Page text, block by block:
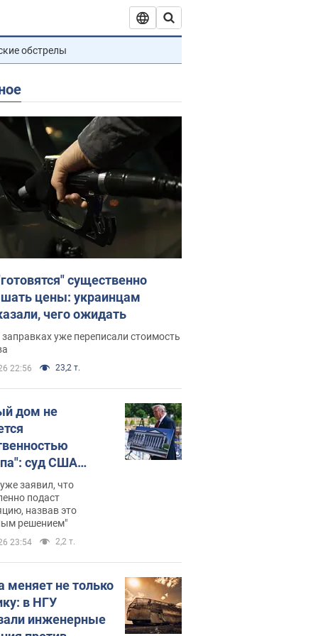
обстрелы
существенно
цены: украинцам
чего ожидать
уже переписали стоимость
22:56 23,2 т.
дом не
суд США
зала
400 млн
заявил, что
подаст
назвав это
решением"
23:54 2,2 т.
меняет не только
в НГУ
инженерные